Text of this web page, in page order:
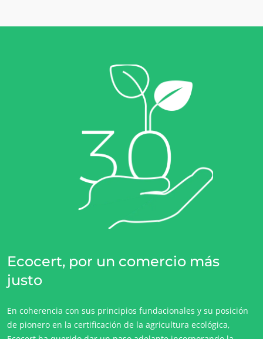
Ecocert, por un comercio más
justo
En coherencia con sus principios fundacionales y su posición
de pionero en la certificación de la agricultura ecológica,